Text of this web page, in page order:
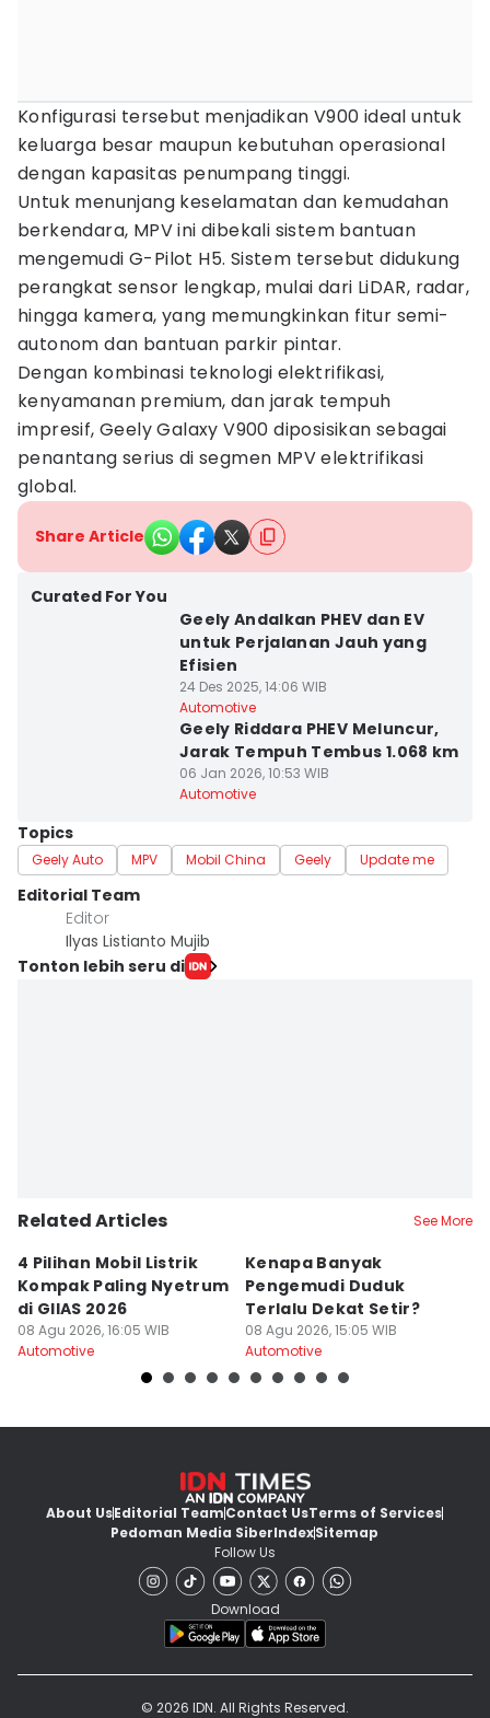
Konfigurasi tersebut menjadikan V900 ideal untuk
keluarga besar maupun kebutuhan operasional
dengan kapasitas penumpang tinggi.
Untuk menunjang keselamatan dan kemudahan
berkendara, MPV ini dibekali sistem bantuan
mengemudi G-Pilot H5. Sistem tersebut didukung
perangkat sensor lengkap, mulai dari LiDAR, radar,
hingga kamera, yang memungkinkan fitur semi-
autonom dan bantuan parkir pintar.
Dengan kombinasi teknologi elektrifikasi,
kenyamanan premium, dan jarak tempuh
impresif, Geely Galaxy V900 diposisikan sebagai
penantang serius di segmen MPV elektrifikasi
global.
Share Article
Curated For You
Geely Andalkan PHEV dan EV
untuk Perjalanan Jauh yang
Efisien
24 Des 2025, 14:06 WIB
Automotive
Geely Riddara PHEV Meluncur,
Jarak Tempuh Tembus 1.068 km
06 Jan 2026, 10:53 WIB
Automotive
Topics
Geely Auto MPV Mobil China Geely Update me
Editorial Team
Editor
Ilyas Listianto Mujib
Tonton lebih seru di
Related Articles See More
4 Pilihan Mobil Listrik
Kompak Paling Nyetrum
di GIIAS 2026
08 Agu 2026, 16:05 WIB
Automotive
Kenapa Banyak
Pengemudi Duduk
Terlalu Dekat Setir?
08 Agu 2026, 15:05 WIB
Automotive
About UsEditorial TeamContact UsTerms of Services
Pedoman Media SiberIndexSitemap
Follow Us
Download
© 2026 IDN. All Rights Reserved.